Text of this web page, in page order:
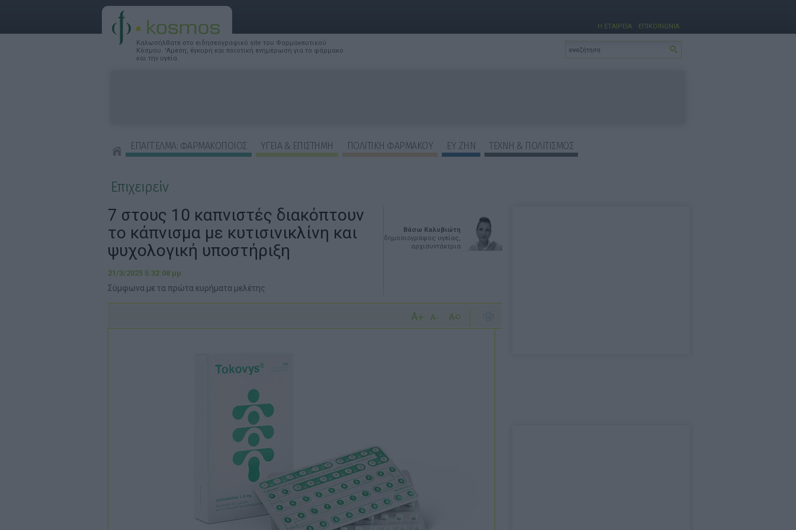
Καλωσήλθατε στο ειδησεογραφικό site του Φαρμακευτικού
Κόσμου. 'Αμεση, έγκυρη και ποιοτική ενημέρωση για το φάρμακο
και την υγεία.
Η ΕΤΑΙΡΕΙΑ ΕΠΙΚΟΙΝΩΝΙΑ
ΕΠΑΓΓΕΛΜΑ: ΦΑΡΜΑΚΟΠΟΙΟΣ ΥΓΕΙΑ & ΕΠΙΣΤΗΜΗ ΠΟΛΙΤΙΚΗ ΦΑΡΜΑΚΟΥ ΕΥ ΖΗΝ
ΤΕΧΝΗ & ΠΟΛΙΤΙΣΜΟΣ
Επιχειρείν
Βάσω Καλυβιώτη
δημοσιογράφος υγείας,
αρχισυντάκτρια
7 στους 10 καπνιστές διακόπτουν
το κάπνισμα με κυτισινικλίνη και
ψυχολογική υποστήριξη
21/3/2025 5:32:08 μμ
Σύμφωνα με τα πρώτα ευρήματα μελέτης